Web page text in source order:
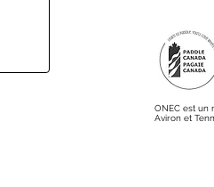
ONEC est un
Aviron et